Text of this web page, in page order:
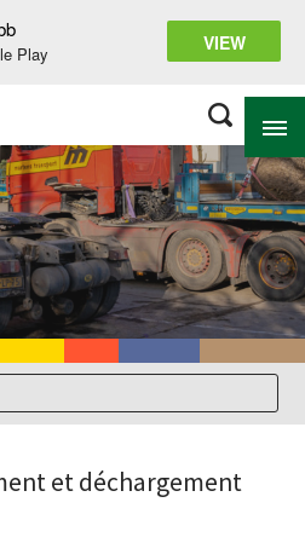
Play VIEW
et déchargement